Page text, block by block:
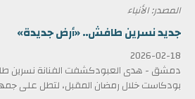
المصدر: الأنباء
جديد نسرين طافش.. «أرض جديدة»
2026-02-18
دمشق - هدى العبودكشفت الفنانة نسرين
بودكاست خلال رمضان المقبل، لتطل على